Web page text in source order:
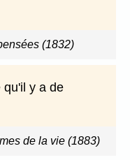
(1832)
qu'il y a de
de la vie (1883)